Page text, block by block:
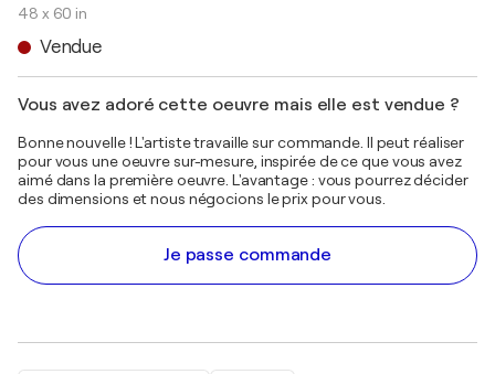
48 x 60 in
Vendue
Vous avez adoré cette oeuvre mais elle est vendue ?
Bonne nouvelle ! L'artiste travaille sur commande. Il peut réaliser
pour vous une oeuvre sur-mesure, inspirée de ce que vous avez
aimé dans la première oeuvre. L'avantage : vous pourrez décider
des dimensions et nous négocions le prix pour vous.
Je passe commande